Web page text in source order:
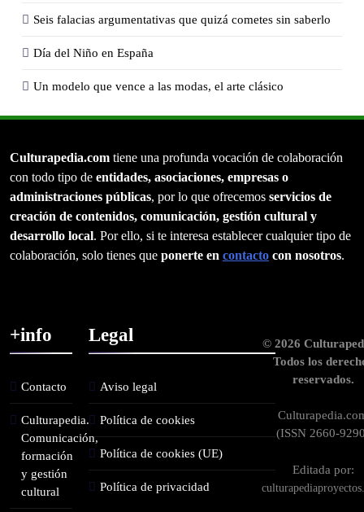
Seis falacias argumentativas que quizá cometes sin saberlo
Día del Niño en España
Un modelo que vence a las modas, el arte clásico
Culturapedia.com tiene una profunda vocación de colaboración
con todo tipo de entidades, asociaciones, empresas o
administraciones públicas, por lo que ofrecemos servicios de
creación de contenidos, comunicación, gestión cultural y
desarrollo local. Por ello, si te interesa establecer cualquier tipo de
colaboración, solo tienes que ponerte en contacto con nosotros.
+info
Contacto
Culturapedia.
Comunicación,
formación
y gestión
cultural
Legal
Aviso legal
Política de cookies
Política de cookies (UE)
Política de privacidad
© 2026
Todos los
reservados.
(ISSN 2660-
Editada por: